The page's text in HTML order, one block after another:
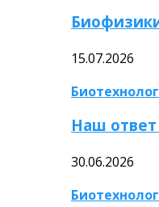
15.07.2026
Наш
30.06.2026